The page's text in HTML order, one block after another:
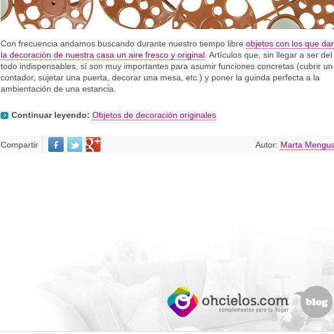
Con frecuencia andamos buscando durante nuestro tiempo libre objetos con los que
la decoración de nuestra casa un aire fresco y original . Artículos que, sin llegar a ser del
todo indispensables, sí son muy importantes para asumir funciones concretas (cubrir un
contador, sujetar una puerta, decorar una mesa, etc.) y poner la guinda perfecta a la
ambientación de una estancia.
Continuar leyendo: Objetos de decoración originales
Compartir Autor: Marta